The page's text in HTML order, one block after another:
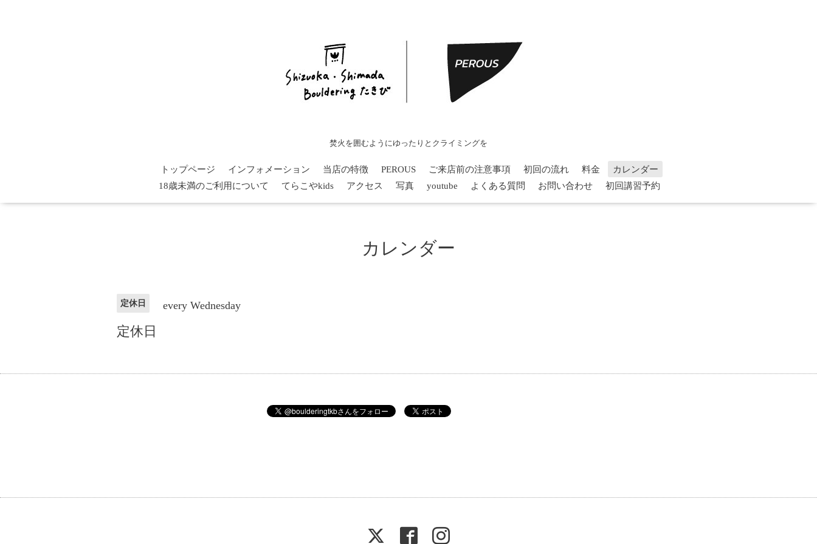
焚火を囲むようにゆったりとクライミングを
トップページ インフォメーション 当店の特徴 PEROUS ご来店前の注意事項 初回の流れ 料金
カレンダー
18歳未満のご利用について
てらこやkids アクセス 写真 youtube よくある質問 お問い合わせ 初回講習予約
カレンダー
定休日 every Wednesday
定休日